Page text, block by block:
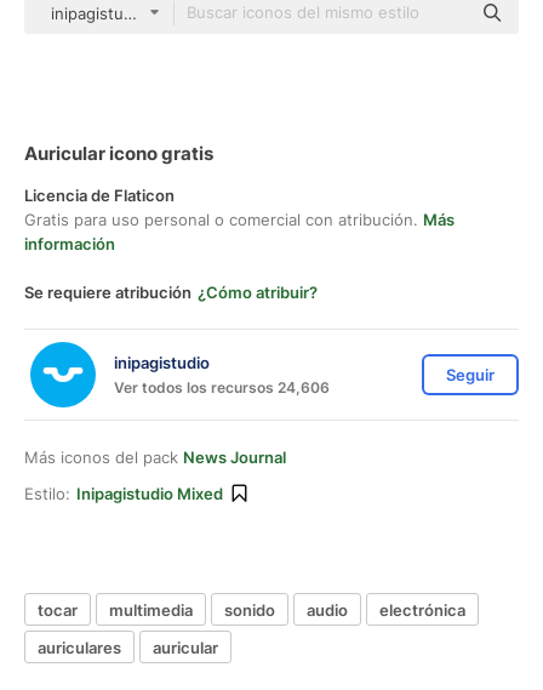
inipagistudio Mixed
Auricular icono gratis
Licencia de Flaticon
Gratis para uso personal o comercial con atribución. Más
información
Se requiere atribución ¿Cómo atribuir?
inipagistudio
Ver todos los recursos 24,606
Seguir
Más iconos del pack News Journal
Estilo: Inipagistudio Mixed
tocar multimedia sonido audio
electrónica
auriculares
auricular